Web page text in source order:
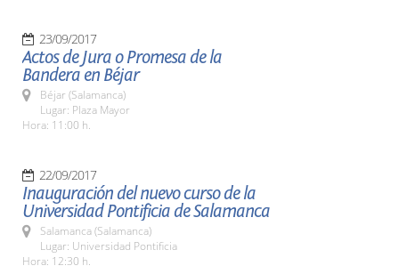
23/09/2017
Actos de Jura o Promesa de la
Bandera en Béjar
Béjar (Salamanca)
Lugar: Plaza Mayor
Hora: 11:00 h.
22/09/2017
Inauguración del nuevo curso de la
Universidad Pontificia de Salamanca
Salamanca (Salamanca)
Lugar: Universidad Pontificia
Hora: 12:30 h.